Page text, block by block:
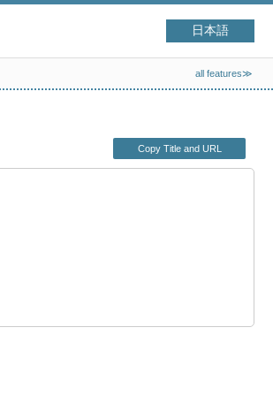
日本語
all features≫
Copy Title and URL